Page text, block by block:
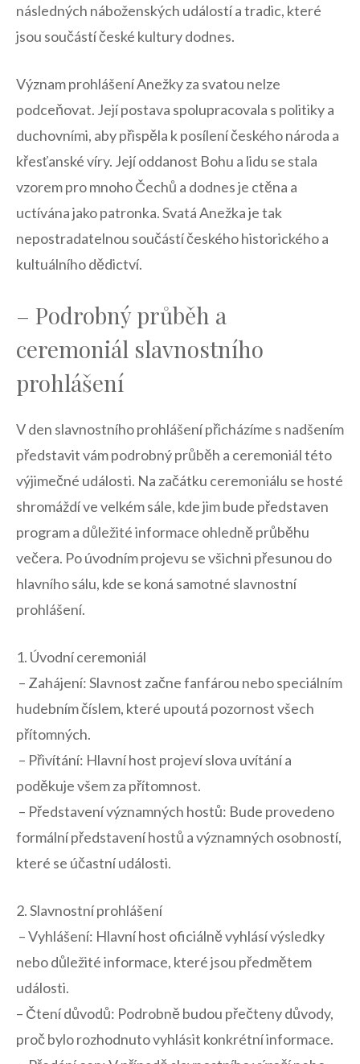
následných⁤ náboženských událostí a ‌tradic,⁤ které
jsou součástí⁣ české kultury dodnes.
Význam prohlášení Anežky ‍za svatou nelze
podceňovat.⁣ Její postava spolupracovala s ⁤politiky a
duchovními, ⁤aby přispěla k​ posílení⁣ českého⁢ národa a
⁣křesťanské víry. Její oddanost⁢ Bohu ‍a lidu se stala
vzorem ⁢pro mnoho ​Čechů a⁣ dodnes je ⁤ctěna ‍a
uctívána jako patronka.‍ Svatá ⁢Anežka je tak
nepostradatelnou součástí‌ českého ‌historického a
kultuálního dědictví.
– Podrobný ​průběh​ a
⁤ceremoniál slavnostního
prohlášení
V den slavnostního prohlášení ‌přicházíme s nadšením
představit vám ⁤podrobný průběh a​ ceremoniál této⁤
výjimečné události. Na začátku ceremoniálu se hosté​
shromáždí ve⁣ velkém sále,‌ kde⁣ jim bude ⁤představen⁢
program a důležité informace ohledně průběhu
večera.⁣ Po úvodním projevu se všichni přesunou⁢ do
hlavního sálu, ‍kde se koná samotné slavnostní
prohlášení.
1. Úvodní ceremoniál
⁤ – Zahájení:⁢ Slavnost ⁤začne fanfárou nebo speciálním
hudebním⁣ číslem,‌ které upoutá pozornost všech⁤
přítomných.
‍⁢ – Přivítání: Hlavní host projeví slova uvítání a
poděkuje⁤ všem ‍za‌ přítomnost.
⁢ – ⁢Představení významných hostů: Bude provedeno
formální představení ⁣hostů ‍a významných osobností,
které se účastní události.
2. Slavnostní​ prohlášení
⁤ – Vyhlášení: Hlavní host oficiálně ⁢vyhlásí výsledky
nebo důležité informace, které jsou předmětem
události.
– Čtení důvodů: Podrobně budou⁢ přečteny ⁤důvody,​
proč bylo ​rozhodnuto vyhlásit konkrétní⁤ informace.